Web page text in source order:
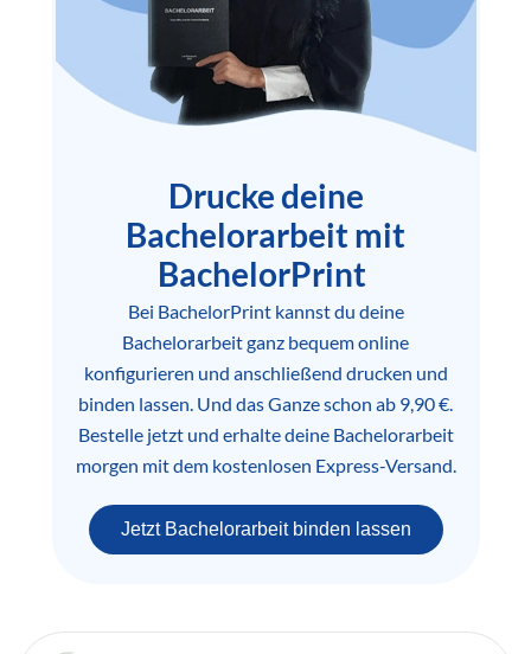
Drucke deine
Bachelorarbeit mit
BachelorPrint
Bei BachelorPrint kannst du deine
Bachelorarbeit ganz bequem online
konfigurieren und anschließend drucken und
binden lassen. Und das Ganze schon ab 9,90 €.
Bestelle jetzt und erhalte deine Bachelorarbeit
morgen mit dem kostenlosen Express-Versand.
Jetzt Bachelorarbeit binden lassen